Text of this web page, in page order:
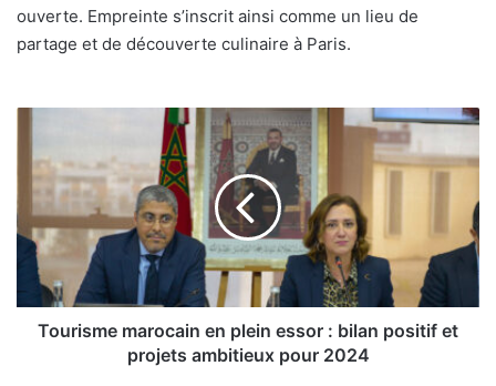
ouverte. Empreinte s’inscrit ainsi comme un lieu de
partage et de découverte culinaire à Paris.
plein
essor
:
bilan
positif
et
projets
Tourisme marocain en plein essor : bilan positif et
projets ambitieux pour 2024